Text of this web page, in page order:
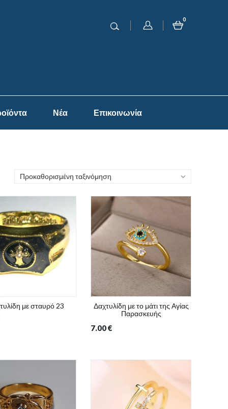
0
Νέα Επικοινωνία
Προκαθορισμένη ταξινόμηση
με σταυρό 23
Δαχτυλίδη με το μάτι της Αγίας
Παρασκευής
7.00€